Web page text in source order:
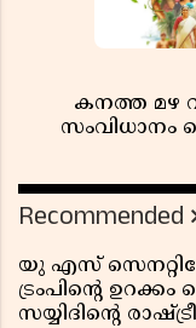
കനത്ത മഴ
സംവിധാനം
Recommended
യു എസ്
ട്രംപിന്റെ
സയ്യിദിന്റെ